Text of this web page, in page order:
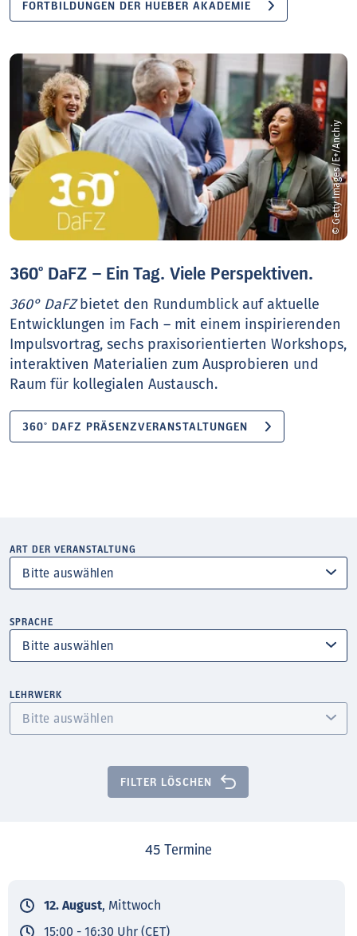
FORTBILDUNGEN DER HUEBER AKADEMIE
© Getty Images/E+/Anchiy
360° DaFZ – Ein Tag. Viele Perspektiven.
360° DaFZbietet den Rundumblick auf aktuelle
Entwicklungen im Fach – mit einem inspirierenden
Impulsvortrag, sechs praxisorientierten Workshops,
interaktiven Materialien zum Ausprobieren und
Raum für kollegialen Austausch.
360° DAFZ PRÄSENZVERANSTALTUNGEN
ART DER VERANSTALTUNG
SPRACHE
LEHRWERK
FILTER LÖSCHEN
45 Termine
12. August, Mittwoch
15:00 - 16:30 Uhr (CET)